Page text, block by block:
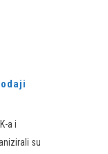
a i
su